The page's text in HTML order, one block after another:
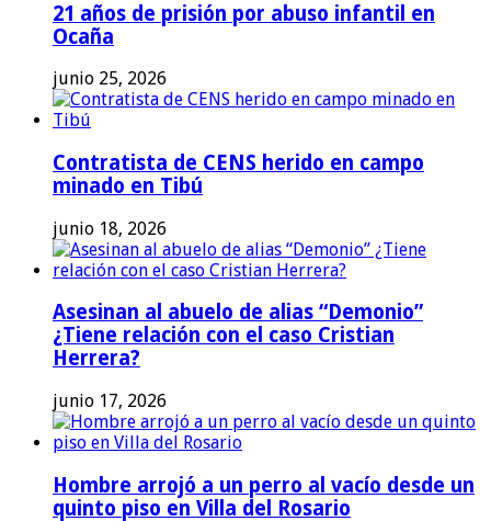
21 años de prisión por abuso infantil en
Ocaña
junio 25, 2026
Contratista de CENS herido en campo
minado en Tibú
junio 18, 2026
Asesinan al abuelo de alias “Demonio”
¿Tiene relación con el caso Cristian
Herrera?
junio 17, 2026
Hombre arrojó a un perro al vacío desde un
quinto piso en Villa del Rosario